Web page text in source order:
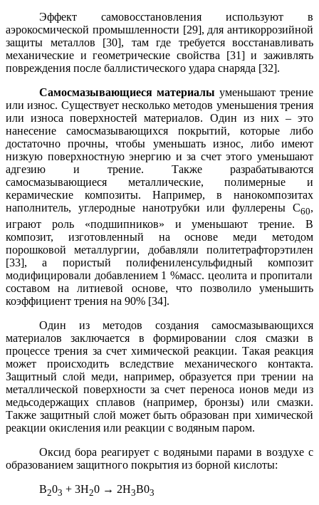
Эффект самовосстановления используют в
аэрокосмической промышленности [29], для антикоррозийной
защиты металлов [30], там где требуется восстанавливать
механические и геометрические свойства [31] и заживлять
повреждения после баллистического удара снаряда [32].
Самосмазывающиеся материалыуменьшают трение
или износ. Существует несколько методов уменьшения трения
или износа поверхностей материалов. Один из них – это
нанесение самосмазывающихся покрытий, которые либо
достаточно прочны, чтобы уменьшать износ, либо имеют
низкую поверхностную энергию и за счет этого уменьшают
адгезию и трение. Также разрабатываются
самосмазывающиеся металлические, полимерные и
керамические композиты. Например, в нанокомпозитах
наполнитель, углеродные нанотрубки или фуллерены С60,
играют роль «подшипников» и уменьшают трение. В
композит, изготовленный на основе меди методом
порошковой металлургии, добавляли политетрафторэтилен
[33], а пористый полифениленсульфидный композит
модифицировали добавлением 1 %масс. цеолита и пропитали
составом на литиевой основе, что позволило уменьшить
коэффициент трения на 90% [34].
Один из методов создания самосмазывающихся
материалов заключается в формировании слоя смазки в
процессе трения за счет химической реакции. Такая реакция
может происходить вследствие механического контакта.
Защитный слой меди, например, образуется при трении на
металлической поверхности за счет переноса ионов меди из
медьсодержащих сплавов (например, бронзы) или смазки.
Также защитный слой может быть образован при химической
реакции окисления или реакции с водяным паром.
Оксид бора реагирует с водяными парами в воздухе с
образованием защитного покрытия из борной кислоты:
B203 +3H20 → 2H3B03